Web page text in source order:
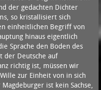
der gedachten Dichter
so kristallisiert sich
einheitlichen Begriff von
hinaus eigentlich
Sprache den Boden des
Deutsche auf
richtig ist, müssen wir
zur Einheit von in sich
ist kein Sachse,